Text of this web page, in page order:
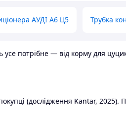
АУДІ А6 Ц5 Трубка
потрібне — від корму для
(дослідження Kantar, 2025).